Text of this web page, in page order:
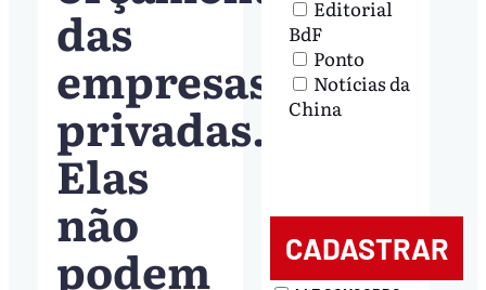
das
empresas
privadas.
Elas
não
podem
Editorial
BdF
Ponto
Notícias da
China